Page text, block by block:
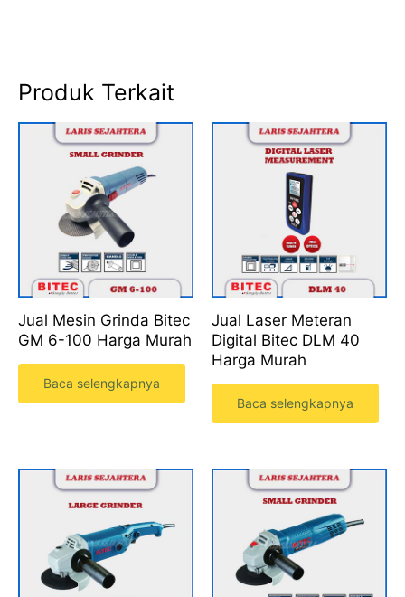
Produk Terkait
Jual Mesin Grinda Bitec
GM 6-100 Harga Murah
Baca selengkapnya
Jual Laser Meteran
Digital Bitec DLM 40
Harga Murah
Baca selengkapnya